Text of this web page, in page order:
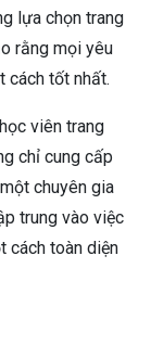
lựa chọn trang
rằng mọi yêu
cách tốt nhất.
viên trang
chỉ cung cấp
chuyên gia
trung vào việc
cách toàn diện